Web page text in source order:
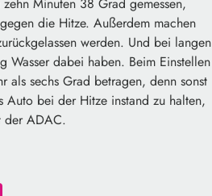
Minuten 38 Grad gemessen,
die Hitze. Außerdem machen
werden. Und bei langen
Wasser dabei haben. Beim Einstellen
als sechs Grad betragen, denn sonst
Auto bei der Hitze instand zu halten,
der ADAC.